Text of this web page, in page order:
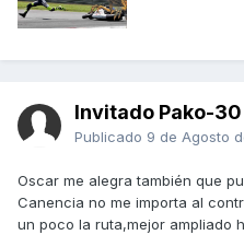
Invitado Pako-30
Publicado 9 de Agosto
Oscar me alegra también que
Canencia no me importa al
un poco la ruta,mejor ampliado